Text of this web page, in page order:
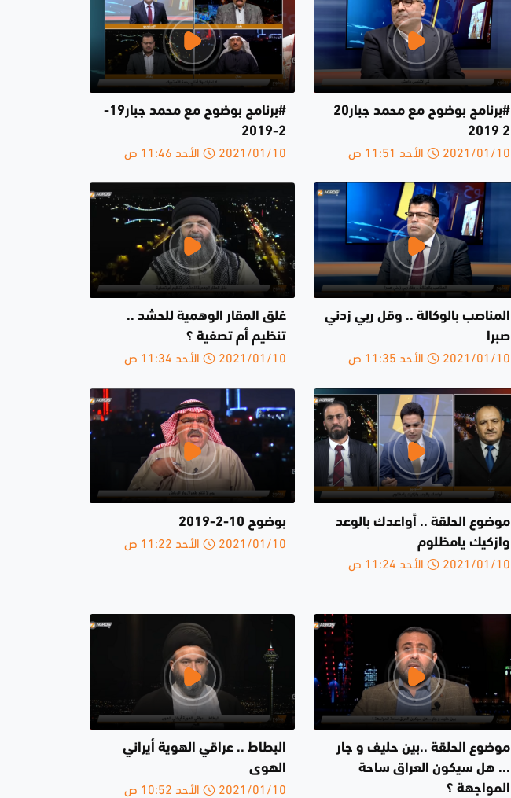
#برنامج بوضوح مع محمد جبار20
2 2019
2021/01/10 الأحد 11:51 ص
#برنامج بوضوح مع محمد جبار19-
2-2019
2021/01/10 الأحد 11:46 ص
المناصب بالوكالة .. وقل ربي زدني
صبرا
2021/01/10 الأحد 11:35 ص
غلق المقار الوهمية للحشد ..
تنظيم أم تصفية ؟
2021/01/10 الأحد 11:34 ص
موضوع الحلقة .. أواعدك بالوعد
وازكيك يامظلوم
2021/01/10 الأحد 11:24 ص
بوضوح 10-2-2019
2021/01/10 الأحد 11:22 ص
موضوع الحلقة ..بين حليف و جار
... هل سيكون العراق ساحة
المواجهة ؟
البطاط .. عراقي الهوية أيراني
الهوى
2021/01/10 الأحد 10:52 ص